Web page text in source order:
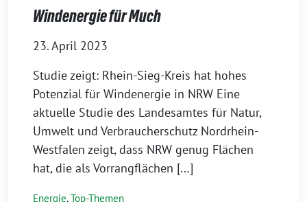
Windenergie für Much
23. April 2023
Studie zeigt: Rhein-Sieg-Kreis hat hohes
Potenzial für Windenergie in NRW Eine
aktuelle Studie des Landesamtes für Natur,
Umwelt und Verbraucherschutz Nordrhein-
Westfalen zeigt, dass NRW genug Flächen
hat, die als Vorrangflächen […]
Energie,Top-Themen